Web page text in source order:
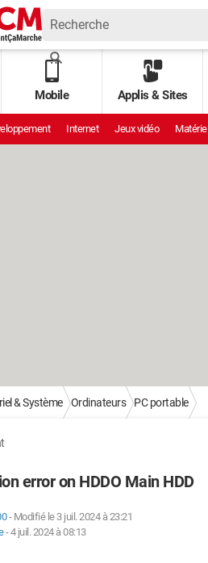
Mobile Applis & Sites
Internet Jeux vidéo Matériel
& Système Ordinateurs PC portable
error on HDDO Main HDD
- Modifié le 3 juil. 2024 à 23:21
-4 juil. 2024 à 08:13